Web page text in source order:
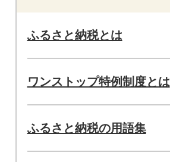
ふるさと納税とは
ワンストップ特例制度とは
ふるさと納税の用語集